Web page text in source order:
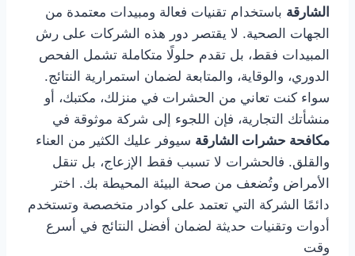
الشارقة باستخدام تقنيات فعالة ومبيدات معتمدة من
الجهات الصحية. لا يقتصر دور هذه الشركات على رش
المبيدات فقط، بل تقدم حلولًا متكاملة تشمل الفحص
الدوري، والوقاية، والمتابعة لضمان استمرارية النتائج.
سواء كنت تعاني من الحشرات في منزلك، مكتبك، أو
منشأتك التجارية، فإن اللجوء إلى شركة موثوقة في
مكافحة حشرات الشارقة سيوفر عليك الكثير من العناء
والقلق. فالحشرات لا تسبب فقط الإزعاج، بل تنقل
الأمراض وتُضعف من صحة البيئة المحيطة بك. اختر
دائمًا الشركة التي تعتمد على كوادر متخصصة وتستخدم
أدوات وتقنيات حديثة لضمان أفضل النتائج في أسرع
وقت